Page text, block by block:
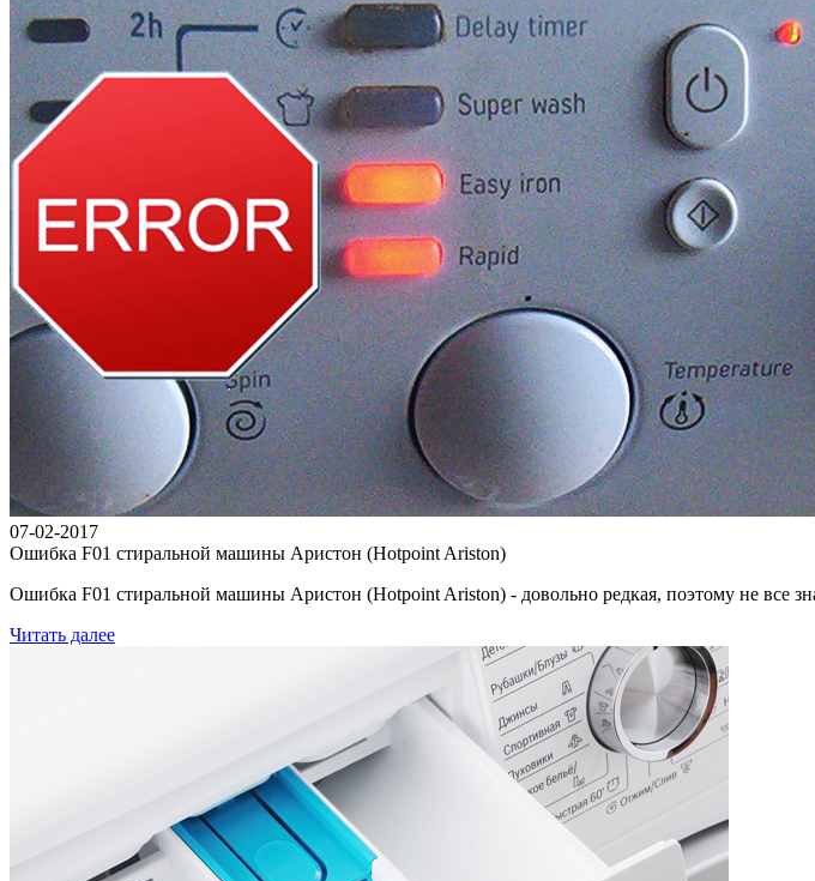
07-02-2017
Ошибка F01 стиральной машины Аристон (Hotpoint Ariston)
Ошибка F01 стиральной машины Аристон (Hotpoint Ariston) - довольно редкая, поэтому не все
Читать далее